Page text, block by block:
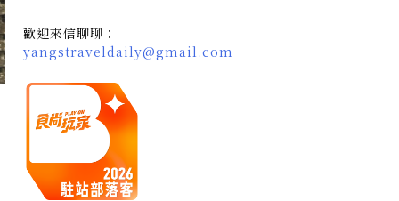
歡迎來信聊聊：
yangstraveldaily@gmail.com